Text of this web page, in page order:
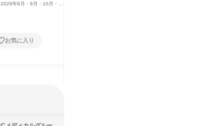
2026年8月・9月・10月・11
月
お気に入り